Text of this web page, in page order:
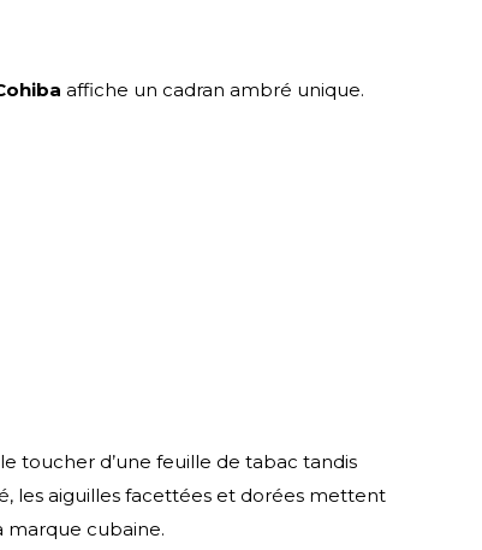
affiche un cadran ambré unique.
toucher d’une feuille de tabac tandis
les aiguilles facettées et dorées mettent
cubaine.